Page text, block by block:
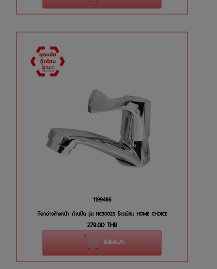
1199486
ก๊อกอ่างล้างหน้า ก้านปัด รุ่น HC3002S โครเมียม HOME CHOICE
279.00 THB
สั่งซื้อสินค้า